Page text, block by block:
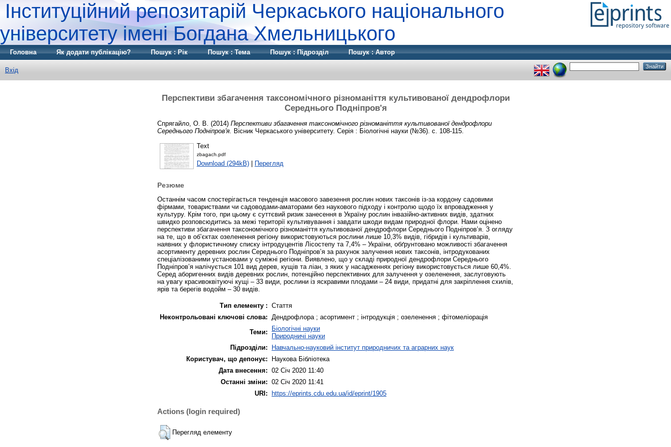
Інституційний репозитарій Черкаського національного
університету імені Богдана Хмельницького
Головна Як додати публікацію? Пошук : Рік Пошук : Тема Пошук : Підрозділ Пошук : Автор
Вхід
Перспективи збагачення таксономічного різноманіття культивованої дендрофлори
Середнього Подніпров'я
Спрягайло, О. В. (2014) Перспективи збагачення таксономічного різноманіття культивованої дендрофлори
Середнього Подніпров'я. Вісник Черкаського університету. Серія : Біологічні науки (№36). с. 108-115.
Text
zbagach.pdf
Download (294kB) Перегляд
Резюме
Останнім часом спостерігається тенденція масового завезення рослин нових таксонів із-за кордону садовими
фірмами, товариствами чи садоводами-аматорами без наукового підходу і контролю щодо їх впровадження у
культуру. Крім того, при цьому є суттєвий ризик занесення в Україну рослин інвазійно-активних видів, здатних
швидко розповсюдитись за межі території культивування і завдати шкоди видам природної флори. Нами оцінено
перспективи збагачення таксономічного різноманіття культивованої дендрофлори Середнього Подніпров’я. З огляду
на те, що в об’єктах озеленення регіону використовуються рослини лише 10,3% видів, гібридів і культиварів,
наявних у флористичному списку інтродуцентів Лісостепу та 7,4% – України, обґрунтовано можливості збагачення
асортименту деревних рослин Середнього Подніпров’я за рахунок залучення нових таксонів, інтродукованих
спеціалізованими установами у суміжні регіони. Виявлено, що у складі природної дендрофлори Середнього
Подніпров’я налічується 101 вид дерев, кущів та ліан, з яких у насадженнях регіону використовується лише 60,4%.
Серед аборигенних видів деревних рослин, потенційно перспективних для залучення у озеленення, заслуговують
на увагу красивоквітуючі кущі – 33 види, рослини із яскравими плодами – 24 види, придатні для закріплення схилів,
ярів та берегів водойм – 30 видів.
Тип елементу : Стаття
Неконтрольовані ключові слова:
Дендрофлора ; асортимент ; інтродукція ; озеленення ; фітомеліорація
Теми:
Біологічні науки
Природничі науки
Підрозділи:
Навчально-науковий інститут природничих та аграрних наук
Користувач, що депонує:
Наукова Бібліотека
Дата внесення: 02 Січ 2020 11:40
Останні зміни: 02 Січ 2020 11:41
URI: https://eprints.cdu.edu.ua/id/eprint/1905
Actions (login required)
Перегляд елементу